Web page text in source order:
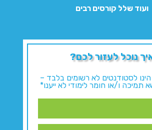
ועוד שלל קורסים רבים
נוכל לעזור לכם?
לסטודנטים לא רשומים בלבד –
תמיכה ו/או חומר לימודי לא ייענו*